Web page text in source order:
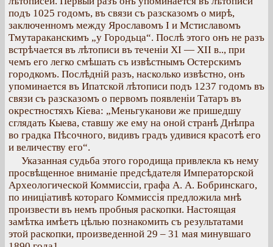
подъ 1025 годомъ, въ связи съ разсказомъ о мирѣ,
заключенномъ между Ярославомъ I и Мстиславомъ
Тмутараканскимъ „у Городьца“. Послѣ этого онъ не разъ
встрѣчается въ лѣтописи въ теченіи XI — XII в.., при
чемъ его легко смѣшать съ извѣстнымъ Остерскимъ
городкомъ. Послѣдній разъ, насколько извѣстно, онъ
упоминается въ Ипатской лѣтописи подъ 1237 годомъ въ
связи съ разсказомъ о первомъ появленіи Татаръ въ
окрестностяхъ Кіева: „Меньгуканови же пришедшу
сглядать Кыева, ставшу же ему на оной странѣ Днѣпра
во градка Пѣсочного, видивъ градъ удивися красотѣ его
и величеству его“.
Указанная судьба этого городища привлекла къ нему
просвѣщенное вниманіе предсѣдателя Императорской
Археологической Коммиссіи, графа А. А. Бобринскаго,
по иниціативѣ котораго Коммиссія предложила мнѣ
произвести въ немъ пробныя раскопки. Настоящая
замѣтка имѣетъ цѣлью познакомить съ результатами
этой раскопки, произведенной 29 – 31 мая минувшаго